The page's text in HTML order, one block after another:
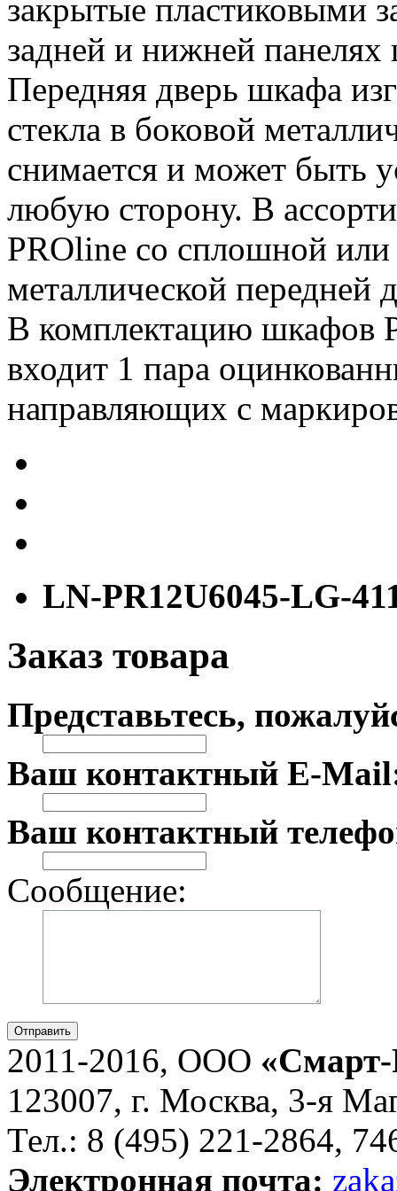
закрытые пластиковыми
задней и нижней
Передняя дверь шкафа
стекла в боковой
снимается и может быть
любую сторону. В
PROline со сплошной
металлической передней
В комплектацию шкафов
входит 1 пара
направляющих с
LN-PR12U6045-LG-
Заказ товара
Представьтесь,
Ваш контактный E-
Ваш контактный
Сообщение:
Отправить
2011-2016, ООО
123007, г. Москва, 3-я
Тел.: 8 (495) 221-2864,
Электронная почта: